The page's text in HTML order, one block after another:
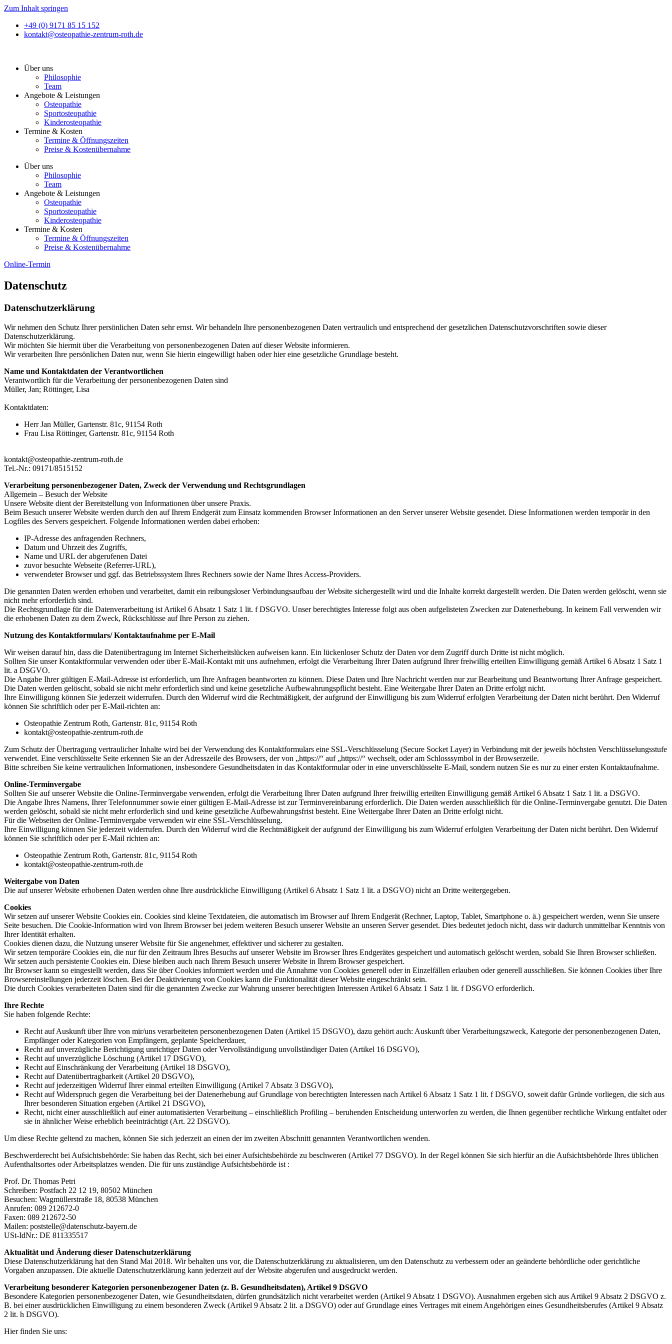
Zum Inhalt springen
+49 (0) 9171 85 15 152
kontakt@osteopathie-zentrum-roth.de
Über uns
Philosophie
Team
Angebote & Leistungen
Osteopathie
Sportosteopathie
Kinderosteopathie
Termine & Kosten
Termine & Öffnungszeiten
Preise & Kostenübernahme
Über uns
Philosophie
Team
Angebote & Leistungen
Osteopathie
Sportosteopathie
Kinderosteopathie
Termine & Kosten
Termine & Öffnungszeiten
Preise & Kostenübernahme
Online-Termin
Datenschutz
Datenschutzerklärung
Wir nehmen den Schutz Ihrer persönlichen Daten sehr ernst. Wir behandeln Ihre personenbezogenen Daten vertraulich und entsprechend der gesetzlichen Datenschutzvorschriften sowie dieser
Datenschutzerklärung.
Wir möchten Sie hiermit über die Verarbeitung von personenbezogenen Daten auf dieser Website informieren.
Wir verarbeiten Ihre persönlichen Daten nur, wenn Sie hierin eingewilligt haben oder hier eine gesetzliche Grundlage besteht.
Name und Kontaktdaten der Verantwortlichen
Verantwortlich für die Verarbeitung der personenbezogenen Daten sind
Müller, Jan; Röttinger, Lisa
Kontaktdaten:
Herr Jan Müller, Gartenstr. 81c, 91154 Roth
Frau Lisa Röttinger, Gartenstr. 81c, 91154 Roth
kontakt@osteopathie-zentrum-roth.de
Tel.-Nr.: 09171/8515152
Verarbeitung personenbezogener Daten, Zweck der Verwendung und Rechtsgrundlagen
Allgemein – Besuch der Website
Unsere Website dient der Bereitstellung von Informationen über unsere Praxis.
Beim Besuch unserer Website werden durch den auf Ihrem Endgerät zum Einsatz kommenden Browser Informationen an den Server unserer Website gesendet. Diese Informationen werden temporär in den
Logfiles des Servers gespeichert. Folgende Informationen werden dabei erhoben:
IP-Adresse des anfragenden Rechners,
Datum und Uhrzeit des Zugriffs,
Name und URL der abgerufenen Datei
zuvor besuchte Webseite (Referrer-URL),
verwendeter Browser und ggf. das Betriebssystem Ihres Rechners sowie der Name Ihres Access-Providers.
Die genannten Daten werden erhoben und verarbeitet, damit ein reibungsloser Verbindungsaufbau der Website sichergestellt wird und die Inhalte korrekt dargestellt werden. Die Daten werden gelöscht, wenn sie
nicht mehr erforderlich sind.
Die Rechtsgrundlage für die Datenverarbeitung ist Artikel 6 Absatz 1 Satz 1 lit. f DSGVO. Unser berechtigtes Interesse folgt aus oben aufgelisteten Zwecken zur Datenerhebung. In keinem Fall verwenden wir
die erhobenen Daten zu dem Zweck, Rückschlüsse auf Ihre Person zu ziehen.
Nutzung des Kontaktformulars/ Kontaktaufnahme per E-Mail
Wir weisen darauf hin, dass die Datenübertragung im Internet Sicherheitslücken aufweisen kann. Ein lückenloser Schutz der Daten vor dem Zugriff durch Dritte ist nicht möglich.
Sollten Sie unser Kontaktformular verwenden oder über E-Mail-Kontakt mit uns aufnehmen, erfolgt die Verarbeitung Ihrer Daten aufgrund Ihrer freiwillig erteilten Einwilligung gemäß Artikel 6 Absatz 1 Satz 1
lit. a DSGVO.
Die Angabe Ihrer gültigen E-Mail-Adresse ist erforderlich, um Ihre Anfragen beantworten zu können. Diese Daten und Ihre Nachricht werden nur zur Bearbeitung und Beantwortung Ihrer Anfrage gespeichert.
Die Daten werden gelöscht, sobald sie nicht mehr erforderlich sind und keine gesetzliche Aufbewahrungspflicht besteht. Eine Weitergabe Ihrer Daten an Dritte erfolgt nicht.
Ihre Einwilligung können Sie jederzeit widerrufen. Durch den Widerruf wird die Rechtmäßigkeit, der aufgrund der Einwilligung bis zum Widerruf erfolgten Verarbeitung der Daten nicht berührt. Den Widerruf
können Sie schriftlich oder per E-Mail-richten an:
Osteopathie Zentrum Roth, Gartenstr. 81c, 91154 Roth
kontakt@osteopathie-zentrum-roth.de
Zum Schutz der Übertragung vertraulicher Inhalte wird bei der Verwendung des Kontaktformulars eine SSL-Verschlüsselung (Secure Socket Layer) in Verbindung mit der jeweils höchsten Verschlüsselungsstufe
verwendet. Eine verschlüsselte Seite erkennen Sie an der Adresszeile des Browsers, der von „https://“ auf „https://“ wechselt, oder am Schlosssymbol in der Browserzeile.
Bitte schreiben Sie keine vertraulichen Informationen, insbesondere Gesundheitsdaten in das Kontaktformular oder in eine unverschlüsselte E-Mail, sondern nutzen Sie es nur zu einer ersten Kontaktaufnahme.
Online-Terminvergabe
Sollten Sie auf unserer Website die Online-Terminvergabe verwenden, erfolgt die Verarbeitung Ihrer Daten aufgrund Ihrer freiwillig erteilten Einwilligung gemäß Artikel 6 Absatz 1 Satz 1 lit. a DSGVO.
Die Angabe Ihres Namens, Ihrer Telefonnummer sowie einer gültigen E-Mail-Adresse ist zur Terminvereinbarung erforderlich. Die Daten werden ausschließlich für die Online-Terminvergabe genutzt. Die Daten
werden gelöscht, sobald sie nicht mehr erforderlich sind und keine gesetzliche Aufbewahrungsfrist besteht. Eine Weitergabe Ihrer Daten an Dritte erfolgt nicht.
Für die Webseiten der Online-Terminvergabe verwenden wir eine SSL-Verschlüsselung.
Ihre Einwilligung können Sie jederzeit widerrufen. Durch den Widerruf wird die Rechtmäßigkeit der aufgrund der Einwilligung bis zum Widerruf erfolgten Verarbeitung der Daten nicht berührt. Den Widerruf
können Sie schriftlich oder per E-Mail richten an:
Osteopathie Zentrum Roth, Gartenstr. 81c, 91154 Roth
kontakt@osteopathie-zentrum-roth.de
Weitergabe von Daten
Die auf unserer Website erhobenen Daten werden ohne Ihre ausdrückliche Einwilligung (Artikel 6 Absatz 1 Satz 1 lit. a DSGVO) nicht an Dritte weitergegeben.
Cookies
Wir setzen auf unserer Website Cookies ein. Cookies sind kleine Textdateien, die automatisch im Browser auf Ihrem Endgerät (Rechner, Laptop, Tablet, Smartphone o. ä.) gespeichert werden, wenn Sie unsere
Seite besuchen. Die Cookie-Information wird von Ihrem Browser bei jedem weiteren Besuch unserer Website an unseren Server gesendet. Dies bedeutet jedoch nicht, dass wir dadurch unmittelbar Kenntnis von
Ihrer Identität erhalten.
Cookies dienen dazu, die Nutzung unserer Website für Sie angenehmer, effektiver und sicherer zu gestalten.
Wir setzen temporäre Cookies ein, die nur für den Zeitraum Ihres Besuchs auf unserer Website im Browser Ihres Endgerätes gespeichert und automatisch gelöscht werden, sobald Sie Ihren Browser schließen.
Wir setzen auch persistente Cookies ein. Diese bleiben auch nach Ihrem Besuch unserer Website in Ihrem Browser gespeichert.
Ihr Browser kann so eingestellt werden, dass Sie über Cookies informiert werden und die Annahme von Cookies generell oder in Einzelfällen erlauben oder generell ausschließen. Sie können Cookies über Ihre
Browsereinstellungen jederzeit löschen. Bei der Deaktivierung von Cookies kann die Funktionalität dieser Website eingeschränkt sein.
Die durch Cookies verarbeiteten Daten sind für die genannten Zwecke zur Wahrung unserer berechtigten Interessen Artikel 6 Absatz 1 Satz 1 lit. f DSGVO erforderlich.
Ihre Rechte
Sie haben folgende Rechte:
Recht auf Auskunft über Ihre von mir/uns verarbeiteten personenbezogenen Daten (Artikel 15 DSGVO), dazu gehört auch: Auskunft über Verarbeitungszweck, Kategorie der personenbezogenen Daten,
Empfänger oder Kategorien von Empfängern, geplante Speicherdauer,
Recht auf unverzügliche Berichtigung unrichtiger Daten oder Vervollständigung unvollständiger Daten (Artikel 16 DSGVO),
Recht auf unverzügliche Löschung (Artikel 17 DSGVO),
Recht auf Einschränkung der Verarbeitung (Artikel 18 DSGVO),
Recht auf Datenübertragbarkeit (Artikel 20 DSGVO),
Recht auf jederzeitigen Widerruf Ihrer einmal erteilten Einwilligung (Artikel 7 Absatz 3 DSGVO),
Recht auf Widerspruch gegen die Verarbeitung bei der Datenerhebung auf Grundlage von berechtigten Interessen nach Artikel 6 Absatz 1 Satz 1 lit. f DSGVO, soweit dafür Gründe vorliegen, die sich aus
Ihrer besonderen Situation ergeben (Artikel 21 DSGVO),
Recht, nicht einer ausschließlich auf einer automatisierten Verarbeitung – einschließlich Profiling – beruhenden Entscheidung unterworfen zu werden, die Ihnen gegenüber rechtliche Wirkung entfaltet oder
sie in ähnlicher Weise erheblich beeinträchtigt (Art. 22 DSGVO).
Um diese Rechte geltend zu machen, können Sie sich jederzeit an einen der im zweiten Abschnitt genannten Verantwortlichen wenden.
Beschwerderecht bei Aufsichtsbehörde: Sie haben das Recht, sich bei einer Aufsichtsbehörde zu beschweren (Artikel 77 DSGVO). In der Regel können Sie sich hierfür an die Aufsichtsbehörde Ihres üblichen
Aufenthaltsortes oder Arbeitsplatzes wenden. Die für uns zuständige Aufsichtsbehörde ist :
Prof. Dr. Thomas Petri
Schreiben: Postfach 22 12 19, 80502 München
Besuchen: Wagmüllerstraße 18, 80538 München
Anrufen: 089 212672-0
Faxen: 089 212672-50
Mailen: poststelle@datenschutz-bayern.de
USt-IdNr.: DE 811335517
Aktualität und Änderung dieser Datenschutzerklärung
Diese Datenschutzerklärung hat den Stand Mai 2018. Wir behalten uns vor, die Datenschutzerklärung zu aktualisieren, um den Datenschutz zu verbessern oder an geänderte behördliche oder gerichtliche
Vorgaben anzupassen. Die aktuelle Datenschutzerklärung kann jederzeit auf der Website abgerufen und ausgedruckt werden.
Verarbeitung besonderer Kategorien personenbezogener Daten (z. B. Gesundheitsdaten), Artikel 9 DSGVO
Besondere Kategorien personenbezogener Daten, wie Gesundheitsdaten, dürfen grundsätzlich nicht verarbeitet werden (Artikel 9 Absatz 1 DSGVO). Ausnahmen ergeben sich aus Artikel 9 Absatz 2 DSGVO z.
B. bei einer ausdrücklichen Einwilligung zu einem besonderen Zweck (Artikel 9 Absatz 2 lit. a DSGVO) oder auf Grundlage eines Vertrages mit einem Angehörigen eines Gesundheitsberufes (Artikel 9 Absatz
2 lit. h DSGVO).
Hier finden Sie uns: